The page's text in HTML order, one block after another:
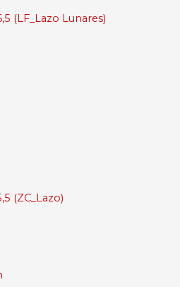
(LF_Lazo Lunares)
(ZC_Lazo)